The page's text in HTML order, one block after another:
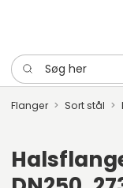
Søg her
Flanger Sort stål